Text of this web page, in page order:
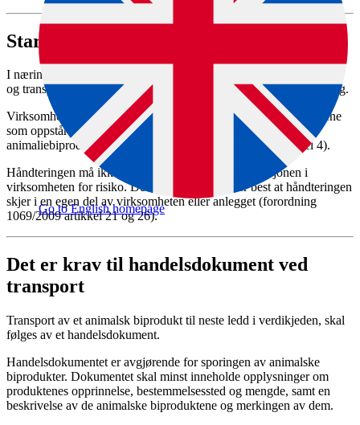
Go to English homepage
Startpunkt i produksjonskjeden
I næringsmiddelvirksomheten må man sikre at håndtering, lagring
og transport skjer på en slik måte at det hindrer krysskontaminering.
Virksomheten har plikt til å identifisere de animalske biproduktene
som oppstår i virksomheten, og håndtere de i samsvar med
animaliebiproduktegelverket (Forordning 1069/2009 artikkel 4).
Håndteringen må ikke utsette næringsmiddelproduksjonen i
virksomheten for risiko. Dette kan bety at det er best at håndteringen
skjer i en egen del av virksomheten eller anlegget (forordning
1069/2009 artikkel 21 og 26).
Det er krav til handelsdokument ved
transport
Transport av et animalsk biprodukt til neste ledd i verdikjeden, skal
følges av et handelsdokument.
Handelsdokumentet er avgjørende for sporingen av animalske
biprodukter. Dokumentet skal minst inneholde opplysninger om
produktenes opprinnelse, bestemmelsessted og mengde, samt en
beskrivelse av de animalske biproduktene og merkingen av dem.